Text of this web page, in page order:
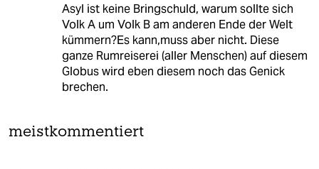
Asyl ist keine Bringschuld, warum sollte sich
Volk A um Volk B am anderen Ende der Welt
kümmern?Es kann,muss aber nicht. Diese
ganze Rumreiserei (aller Menschen) auf diesem
Globus wird eben diesem noch das Genick
brechen.
meistkommentiert